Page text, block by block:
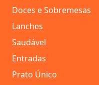
Doces e Sobremesas
Lanches
Saudável
Entradas
Prato Único